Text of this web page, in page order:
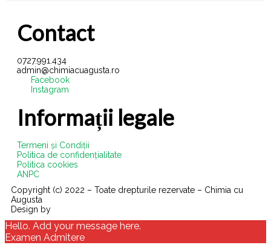
Contact
0727.991.434
admin@chimiacuagusta.ro
Facebook
Instagram
Informații legale
Termeni și Condiții
Politica de confidențialitate
Politica cookies
ANPC
Copyright (c) 2022 – Toate drepturile rezervate – Chimia cu
Augusta
Design by
Hello. Add your message here.
Examen Admitere